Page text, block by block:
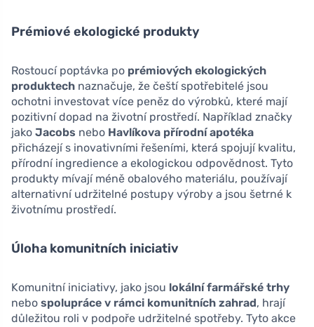
Prémiové ekologické produkty
Rostoucí poptávka po prémiových ekologických
produktech naznačuje, že čeští spotřebitelé jsou
ochotni investovat více peněz do výrobků, které mají
pozitivní dopad na životní prostředí. Například značky
jako Jacobs nebo Havlíkova přírodní apotéka
přicházejí s inovativními řešeními, která spojují kvalitu,
přírodní ingredience a ekologickou odpovědnost. Tyto
produkty mívají méně obalového materiálu, používají
alternativní udržitelné postupy výroby a jsou šetrné k
životnímu prostředí.
Úloha komunitních iniciativ
Komunitní iniciativy, jako jsou lokální farmářské trhy
nebo spolupráce v rámci komunitních zahrad, hrají
důležitou roli v podpoře udržitelné spotřeby. Tyto akce